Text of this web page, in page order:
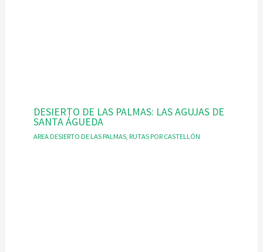
DESIERTO DE LAS PALMAS: LAS AGUJAS DE
SANTA ÁGUEDA
AREA DESIERTO DE LAS PALMAS, RUTAS POR CASTELLÓN